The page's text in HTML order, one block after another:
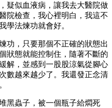
疑似血液病，讓我去大醫院做
院檢查，我心裡明白，我這不
學法煉功就會好。
功，只要那個不正確的狀態出
狀態就能控制住，隨著不斷的
解，並感到一股股涼氣從腳心
數越來越少了。我還發正念清
黑蟲子，被一個瓶子給燜死